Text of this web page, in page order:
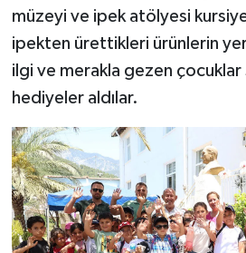
müzeyi ve ipek atölyesi kursiyer
ipekten ürettikleri ürünlerin yer
ilgi ve merakla gezen çocuklar
hediyeler aldılar.